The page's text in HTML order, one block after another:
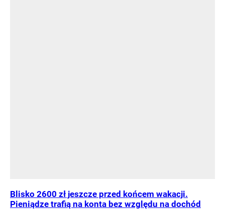
Blisko 2600 zł jeszcze przed końcem wakacji.
Pieniądze trafią na konta bez względu na dochód